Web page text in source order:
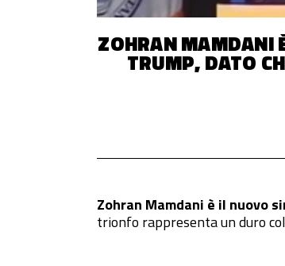
ZOHRAN MAMDANI
TRUMP, DATO
Zohran Mamdani è il nuovo
trionfo rappresenta un duro